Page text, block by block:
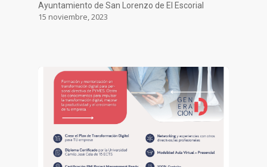
Ayuntamiento de San Lorenzo de El Escorial
15 noviembre, 2023